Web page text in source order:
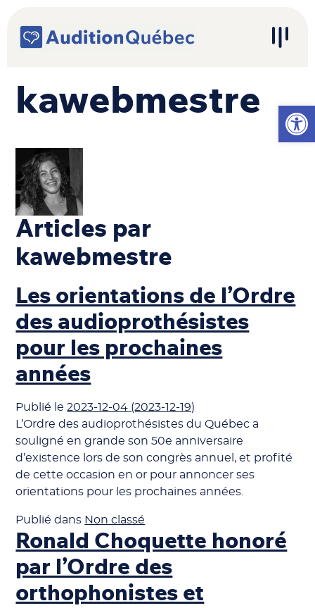
Ouvrir
Navigation principale
kawebmestre
Articles par
kawebmestre
Les orientations de l’Ordre
des audioprothésistes
pour les prochaines
années
Publié le2023-12-04 (2023-12-19)
L’Ordre des audioprothésistes du Québec a
souligné en grande son 50e anniversaire
d’existence lors de son congrès annuel, et profité
de cette occasion en or pour annoncer ses
orientations pour les prochaines années.
Publié dans Non classé
Ronald Choquette honoré
par l’Ordre des
orthophonistes et